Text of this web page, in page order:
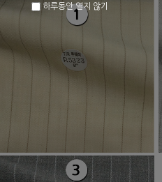
하루동안 열지 않기